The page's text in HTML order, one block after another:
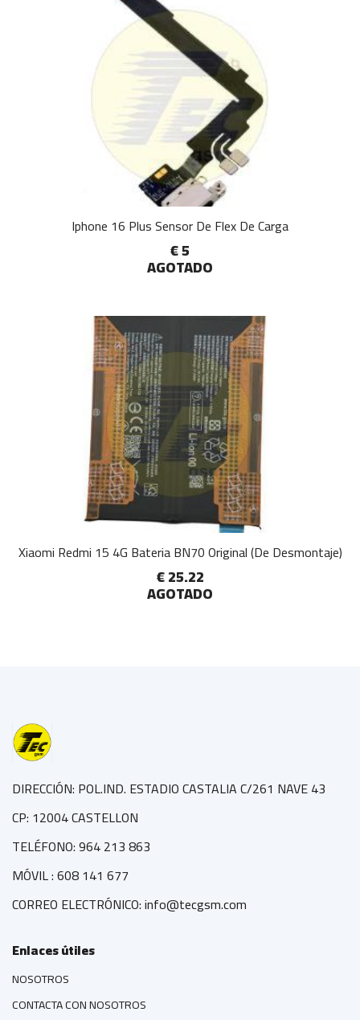
Iphone 16 Plus Sensor De Flex De Carga
€ 5
AGOTADO
Xiaomi Redmi 15 4G Bateria BN70 Original (De Desmontaje)
€ 25.22
AGOTADO
DIRECCIÓN: POL.IND. ESTADIO CASTALIA C/261 NAVE 43
CP: 12004 CASTELLON
TELÉFONO: 964 213 863
MÓVIL : 608 141 677
CORREO ELECTRÓNICO: info@tecgsm.com
Enlaces útiles
NOSOTROS
CONTACTA CON NOSOTROS